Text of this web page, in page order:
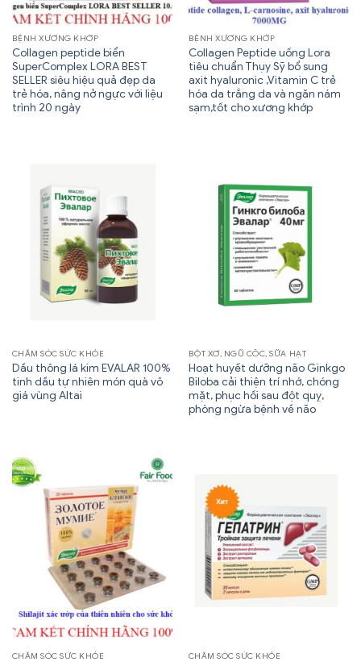
BỆNH XƯƠNG KHỚP
Collagen peptide biển
SuperComplex LORA BEST
SELLER siêu hiệu quả đẹp da
trẻ hóa, nâng nở ngực với liệu
trình 20 ngày
BỆNH XƯƠNG KHỚP
Collagen Peptide uống Lora
tiêu chuẩn Thụy Sỹ bổ sung
axit hyaluronic ,Vitamin C trẻ
hóa da trắng da và ngăn nám
sạm,tốt cho xương khớp
CHĂM SÓC SỨC KHỎE
Dầu thông lá kim EVALAR 100%
tinh dầu tự nhiên món quà vô
giá vùng Altai
BỘT XƠ, NGŨ CỐC, SỮA HẠT
Hoạt huyết dưỡng não Ginkgo
Biloba cải thiện trí nhớ, chóng
mặt, phục hồi sau đột quỵ,
phòng ngừa bệnh về não
CHĂM SÓC SỨC KHỎE CHĂM SÓC SỨC KHỎE